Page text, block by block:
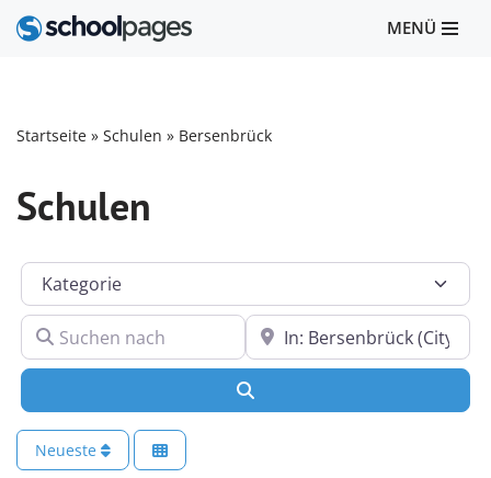
MENÜ
Startseite » Schulen » Bersenbrück
Schulen
Kategorie
Suchen nach In der Nähe
Neueste